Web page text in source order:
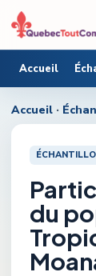
Accueil
Accueil ·
du